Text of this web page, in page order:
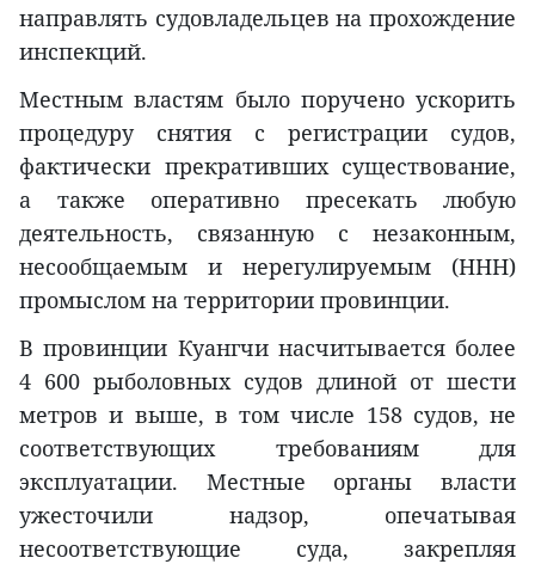
направлять судовладельцев на прохождение
инспекций.
Местным властям было поручено ускорить
процедуру снятия с регистрации судов,
фактически прекративших существование,
а также оперативно пресекать любую
деятельность, связанную с незаконным,
несообщаемым и нерегулируемым (ННН)
промыслом на территории провинции.
В провинции Куангчи насчитывается более
4 600 рыболовных судов длиной от шести
метров и выше, в том числе 158 судов, не
соответствующих требованиям для
эксплуатации. Местные органы власти
ужесточили надзор, опечатывая
несоответствующие суда, закрепляя